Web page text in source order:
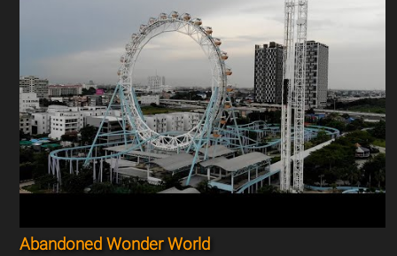
Abandoned Wonder World